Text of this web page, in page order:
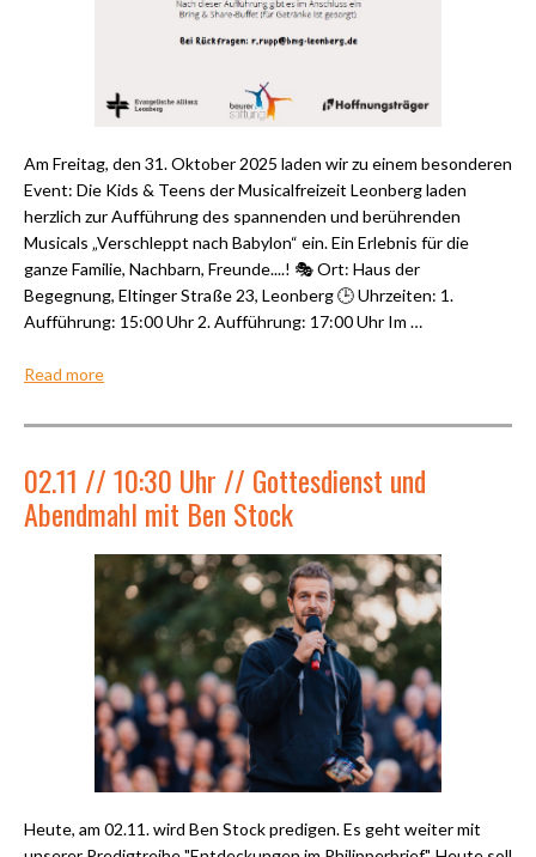
Am Freitag, den 31. Oktober 2025 laden wir zu einem besonderen
Event: Die Kids & Teens der Musicalfreizeit Leonberg laden
herzlich zur Aufführung des spannenden und berührenden
Musicals „Verschleppt nach Babylon“ ein. Ein Erlebnis für die
ganze Familie, Nachbarn, Freunde....! 🎭 Ort: Haus der
Begegnung, Eltinger Straße 23, Leonberg 🕒 Uhrzeiten: 1.
Aufführung: 15:00 Uhr 2. Aufführung: 17:00 Uhr Im …
Read more
02.11 // 10:30 Uhr // Gottesdienst und
Abendmahl mit Ben Stock
Heute, am 02.11. wird Ben Stock predigen. Es geht weiter mit